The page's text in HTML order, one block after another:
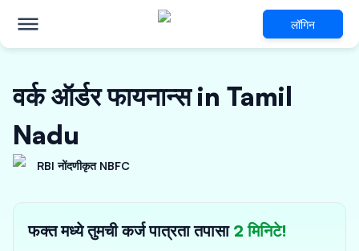
लॉगिन
वर्क ऑर्डर फायनान्स in Tamil
Nadu
RBI नोंदणीकृत NBFC
फक्त मध्ये तुमची कर्ज पात्रता तपासा 2 मिनिटे!